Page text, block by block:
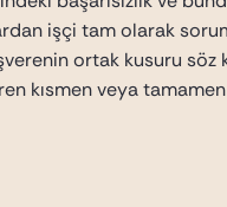
işçi tam olarak
ortak kusuru söz
kısmen veya